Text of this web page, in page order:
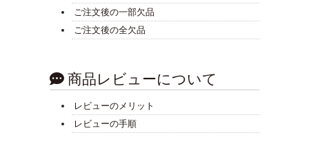
ご注文後の一部欠品
ご注文後の全欠品
商品レビューについて
レビューのメリット
レビューの手順